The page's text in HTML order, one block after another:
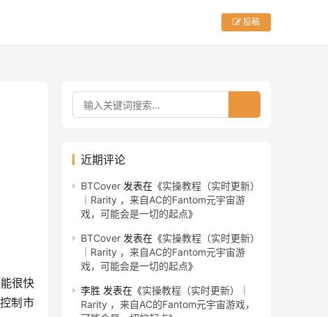
投稿
很快
制市
近期评论
BTCover 发表在《实操教程（实时更新）
｜Rarity ，来自AC的Fantom元宇宙游
戏，可能会是一切的起点》
BTCover 发表在《实操教程（实时更新）
｜Rarity ，来自AC的Fantom元宇宙游
戏，可能会是一切的起点》
李胜 发表在《实操教程（实时更新）｜
Rarity ，来自AC的Fantom元宇宙游戏，